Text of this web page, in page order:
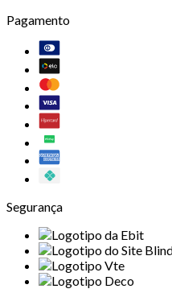
Pagamento
Segurança